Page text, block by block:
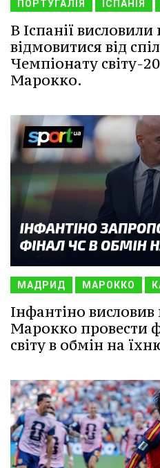
ПОРТУГАЛІЯ ІСПАНІЯ
В Іспанії
відмовитися від
Чемпіонату світу-
Марокко.
МАДРИД МАРОККО
Інфантіно
Марокко провести
світу в обмін на